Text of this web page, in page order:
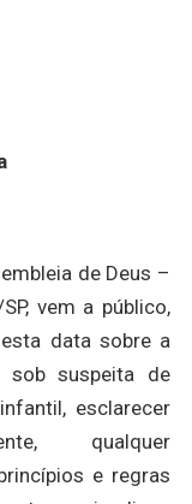
de Deus –
vem a público,
data sobre a
sob suspeita de
esclarecer
qualquer
e regras